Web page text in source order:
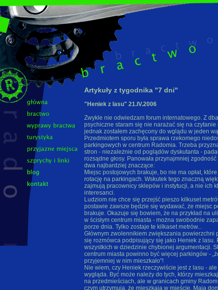
Artykuły z tygodnika "7 dni"
"Heniek z lasu" 21.IV.2006
Zwykle nie odwiedzam forum internatowego. Z
psychiczne staram się nie narażać się na czytanie
jednak zostałem zachęcony do wglądu w jeden
Przedmiotem sporu była sprawa rzekomego
parkingowych w centrum Radomia. Trzeba
stron - niezależnie od poglądów dyskutanta -
rozsądne głosy. Panowała przynajmniej
dwa najbardziej znaczące:
Miejsc postojowych brakuje, bo nie ma opłat,
rotację na parkingach. Wskutek tego znaczną
zajmują pracownicy sklepów i instytucji, a nie ich
interesanci.
Ludziom nie chce się przejść pieszo kilkuset
postawie zawsze będzie się wydawać, że miejsc
brakuje. Okazuje się bowiem, że na przykład na
w ścisłym centrum miasta - można swobodnie
porze dnia. Tylko zostaje te kilkaset metrów...
Głównym zwolennikiem zwiększania powierzchni
się rozmówca podpisujący się jako Heniek z lasu.
wszystkich w dziedzinie chybionej argumentacji.
centrum miasta powinno być więcej parkingów -
przyjemniej w nim mieszkało"!
Nie wiem, czy Heniek rzeczywiście jest z lasu - ale
wygląda. Być może należy do tych, którzy
na przedmieściach, ale w granicach gminy
czym utrzymują, że mieszkają w mieście. Mają